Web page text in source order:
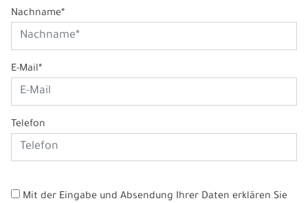
Nachname*
E-Mail*
Telefon
Mit der Eingabe und Absendung Ihrer Daten erklären Sie